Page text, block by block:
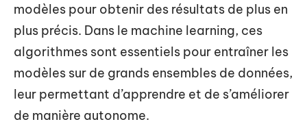
modèles pour obtenir des résultats de plus en
plus précis. Dans le machine learning, ces
algorithmes sont essentiels pour entraîner les
modèles sur de grands ensembles de données,
leur permettant d’apprendre et de s’améliorer
de manière autonome.